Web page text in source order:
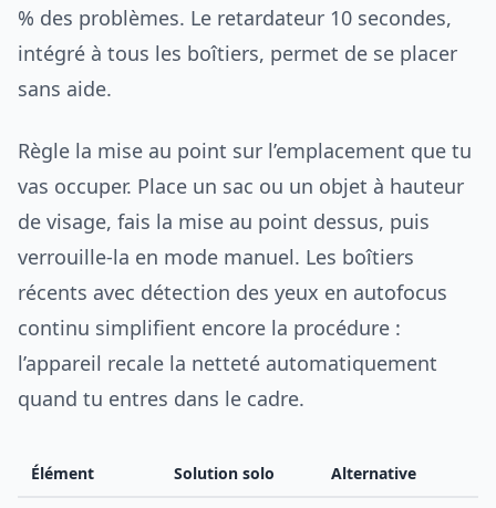
% des problèmes. Le retardateur 10 secondes,
intégré à tous les boîtiers, permet de se placer
sans aide.
Règle la mise au point sur l’emplacement que tu
vas occuper. Place un sac ou un objet à hauteur
de visage, fais la mise au point dessus, puis
verrouille-la en mode manuel. Les boîtiers
récents avec détection des yeux en autofocus
continu simplifient encore la procédure :
l’appareil recale la netteté automatiquement
quand tu entres dans le cadre.
Élément Solution solo Alternative